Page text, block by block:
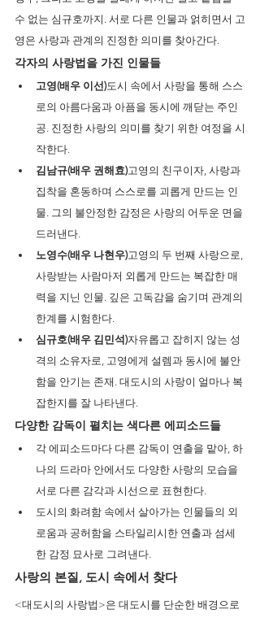
수 없는 심규호까지. 서로 다른 인물과 얽히면서 고
영은 사랑과 관계의 진정한 의미를 찾아간다.
각자의 사랑법을 가진 인물들
고영(배우 이선)도시 속에서 사랑을 통해 스스
로의 아름다움과 아픔을 동시에 깨닫는 주인
공. 진정한 사랑의 의미를 찾기 위한 여정을 시
작한다.
김남규(배우 권해효)고영의 친구이자, 사랑과
집착을 혼동하며 스스로를 괴롭게 만드는 인
물. 그의 불안정한 감정은 사랑의 어두운 면을
드러낸다.
노영수(배우 나현우)고영의 두 번째 사랑으로,
사랑받는 사람마저 외롭게 만드는 복잡한 매
력을 지닌 인물. 깊은 고독감을 숨기며 관계의
한계를 시험한다.
심규호(배우 김민석)자유롭고 잡히지 않는 성
격의 소유자로, 고영에게 설렘과 동시에 불안
함을 안기는 존재. 대도시의 사랑이 얼마나 복
잡한지를 잘 나타낸다.
다양한 감독이 펼치는 색다른 에피소드들
각 에피소드마다 다른 감독이 연출을 맡아, 하
나의 드라마 안에서도 다양한 사랑의 모습을
서로 다른 감각과 시선으로 표현한다.
도시의 화려함 속에서 살아가는 인물들의 외
로움과 공허함을 스타일리시한 연출과 섬세
한 감정 묘사로 그려낸다.
사랑의 본질, 도시 속에서 찾다
<대도시의 사랑법>은 대도시를 단순한 배경으로